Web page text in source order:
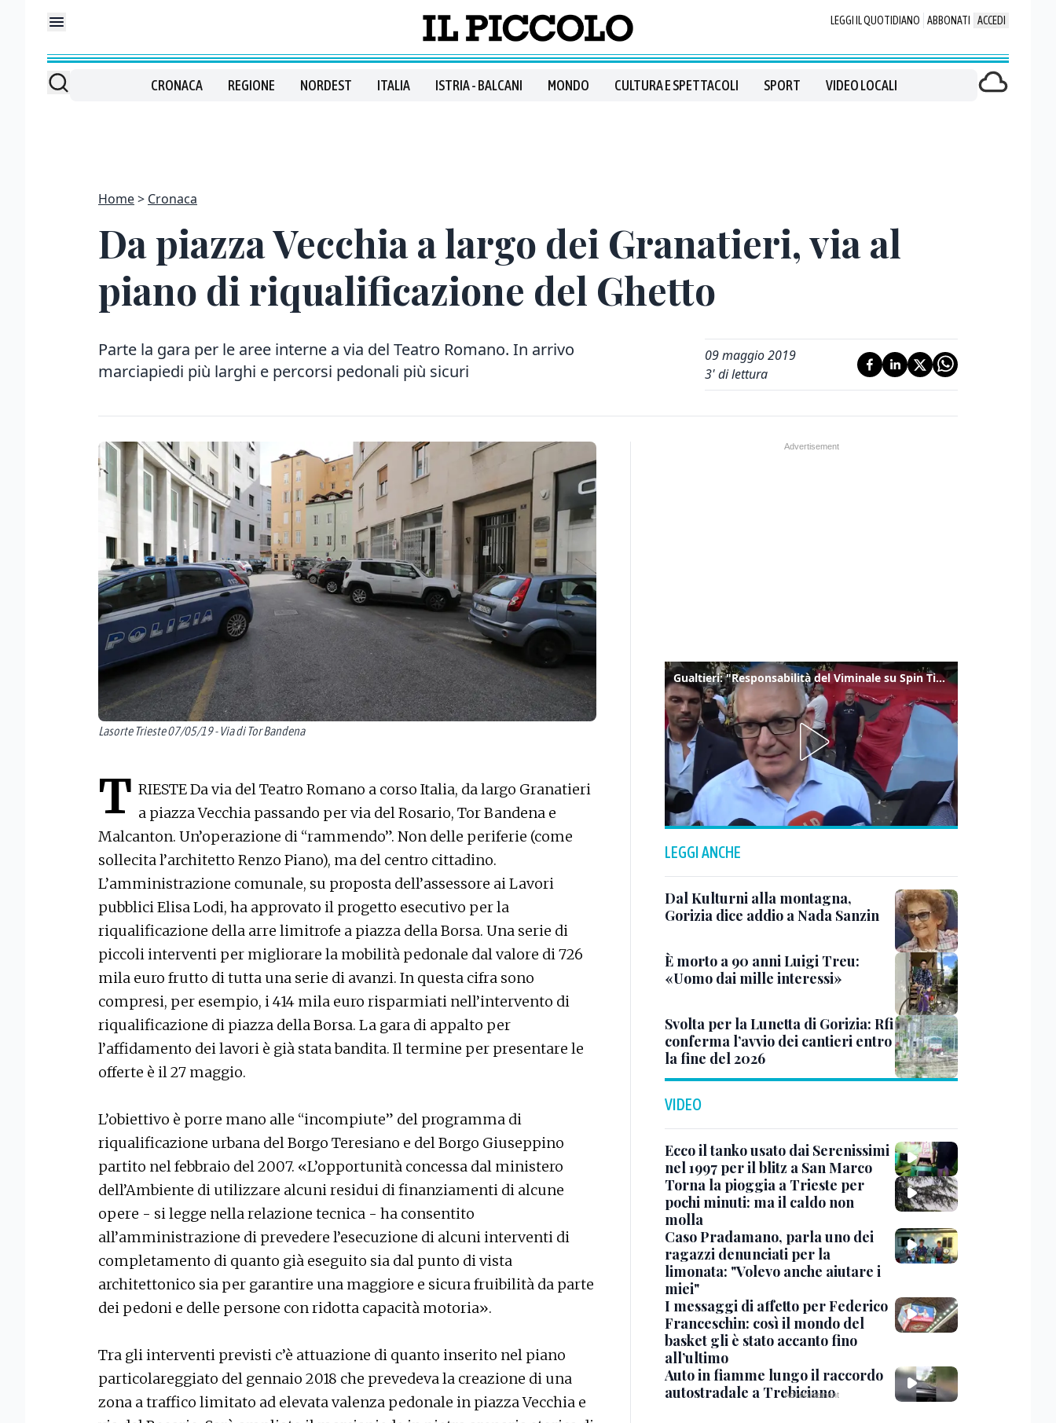
LEGGI IL QUOTIDIANO ABBONATI ACCEDI
CRONACA REGIONE NORDEST ITALIA ISTRIA - BALCANI MONDO CULTURA E SPETTACOLI SPORT VIDEO LOCALI
Home Cronaca
Da piazza Vecchia a largo dei Granatieri, via al
piano di riqualificazione del Ghetto
Parte la gara per le aree interne a via del Teatro Romano. In arrivo
marciapiedi più larghi e percorsi pedonali più sicuri
09 maggio 2019
3' di lettura
Lasorte Trieste 07/05/19 - Via di Tor Bandena
T RIESTE Da via del Teatro Romano a corso Italia, da largo Granatieri
a piazza Vecchia passando per via del Rosario, Tor Bandena e
Malcanton. Un’operazione di “rammendo”. Non delle periferie (come
sollecita l’architetto Renzo Piano), ma del centro cittadino.
L’amministrazione comunale, su proposta dell’assessore ai Lavori
pubblici Elisa Lodi, ha approvato il progetto esecutivo per la
riqualificazione della arre limitrofe a piazza della Borsa. Una serie di
piccoli interventi per migliorare la mobilità pedonale dal valore di 726
mila euro frutto di tutta una serie di avanzi. In questa cifra sono
compresi, per esempio, i 414 mila euro risparmiati nell’intervento di
riqualificazione di piazza della Borsa. La gara di appalto per
l’affidamento dei lavori è già stata bandita. Il termine per presentare le
offerte è il 27 maggio.
L’obiettivo è porre mano alle “incompiute” del programma di
riqualificazione urbana del Borgo Teresiano e del Borgo Giuseppino
partito nel febbraio del 2007. «L’opportunità concessa dal ministero
dell’Ambiente di utilizzare alcuni residui di finanziamenti di alcune
opere - si legge nella relazione tecnica - ha consentito
all’amministrazione di prevedere l’esecuzione di alcuni interventi di
completamento di quanto già eseguito sia dal punto di vista
architettonico sia per garantire una maggiore e sicura fruibilità da parte
dei pedoni e delle persone con ridotta capacità motoria».
Tra gli interventi previsti c’è attuazione di quanto inserito nel piano
particolareggiato del gennaio 2018 che prevedeva la creazione di una
zona a traffico limitato ad elevata valenza pedonale in piazza Vecchia e
Gualtieri: "Responsabilità del Viminale su Spin Time? La posizione dei partiti è nota"
LEGGI ANCHE
Dal Kulturni alla montagna,
Gorizia dice addio a Nada Sanzin
È morto a 90 anni Luigi Treu:
«Uomo dai mille interessi»
Svolta per la Lunetta di Gorizia: Rfi
conferma l’avvio dei cantieri entro
la fine del 2026
VIDEO
Ecco il tanko usato dai Serenissimi
nel 1997 per il blitz a San Marco
Torna la pioggia a Trieste per
pochi minuti: ma il caldo non
molla
Caso Pradamano, parla uno dei
ragazzi denunciati per la
limonata: "Volevo anche aiutare i
miei"
I messaggi di affetto per Federico
Franceschin: così il mondo del
basket gli è stato accanto fino
all’ultimo
Auto in fiamme lungo il raccordo
autostradale a Trebiciano